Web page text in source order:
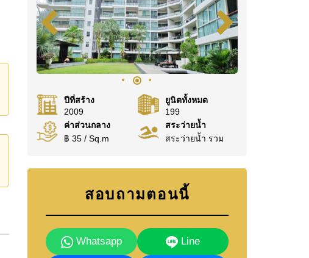
ปีที่สร้าง
2009
ยูนิตทั้งหมด
199
ค่าส่วนกลาง
฿ 35 / Sq.m
สระว่ายน้ำ
สระว่ายน้ำ รวม
สอบถามตอนนี้
Whatsapp Line